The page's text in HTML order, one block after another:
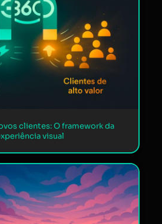
clientes: O framework da
visual